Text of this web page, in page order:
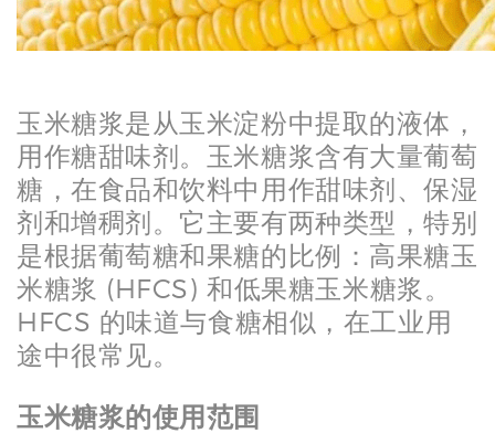
玉米糖浆是从玉米淀粉中提取的液体，
用作糖甜味剂。玉米糖浆含有大量葡萄
糖，在食品和饮料中用作甜味剂、保湿
剂和增稠剂。它主要有两种类型，特别
是根据葡萄糖和果糖的比例：高果糖玉
米糖浆 (HFCS) 和低果糖玉米糖浆。
HFCS 的味道与食糖相似，在工业用
途中很常见。
玉米糖浆的使用范围